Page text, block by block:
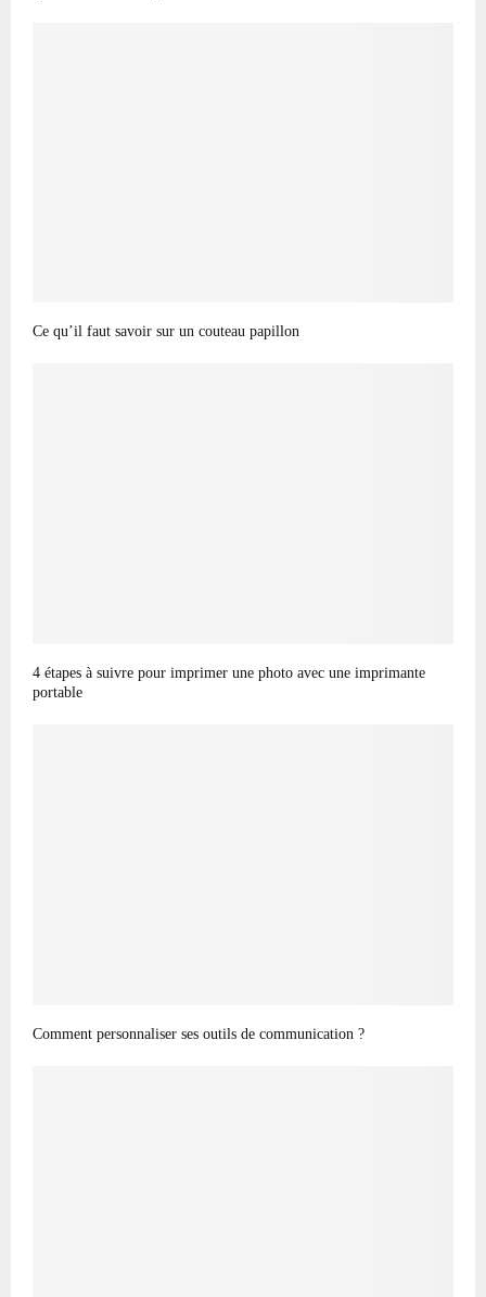
Ce qu’il faut savoir sur un couteau papillon
4 étapes à suivre pour imprimer une photo avec une imprimante
portable
Comment personnaliser ses outils de communication ?